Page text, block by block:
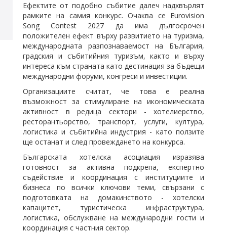
Ефектите от подобно събитие далеч надхвърлят
рамките на самия конкурс. Очаква се Eurovision
Song Contest 2027 да има дългосрочен
положителен ефект върху развитието на туризма,
международната разпознаваемост на България,
градския и събитийния туризъм, както и върху
интереса към страната като дестинация за бъдещи
международни форуми, конгреси и инвестиции.
Организациите считат, че това е реална
възможност за стимулиране на икономическата
активност в редица сектори - хотелиерство,
ресторантьорство, транспорт, услуги, култура,
логистика и събитийна индустрия - като ползите
ще останат и след провеждането на конкурса.
Българската хотелска асоциация изразява
готовност за активна подкрепа, експертно
съдействие и координация с институциите и
бизнеса по всички ключови теми, свързани с
подготовката на домакинството - хотелски
капацитет, туристическа инфраструктура,
логистика, обслужване на международни гости и
координация с частния сектор.